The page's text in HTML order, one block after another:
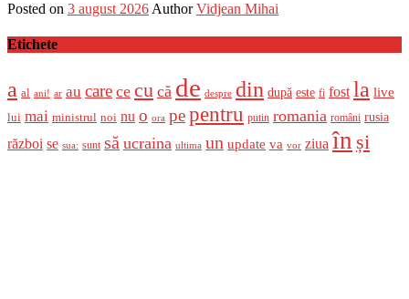
Posted on 3 august 2026 Author Vidjean Mihai
Etichete
a al ani! ar au care ce cu că de despre din după este fi fost la live
lui mai ministrul noi nu o ora pepentru putin romania români rusia
război se sua: sunt să ucraina ultima un update va vor ziua în și